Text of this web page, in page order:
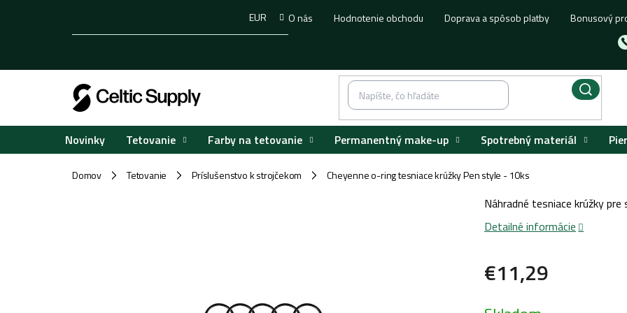
O nás Hodnotenie obchodu Doprava a spôsob platby Bonusový
EUR
Novinky Tetovanie Farby na tetovanie Permanentný make-up Spotrebný materiál
Domov / Tetovanie / Príslušenstvo k strojčekom / Cheyenne o-ring tesniace krúžky Pen style - 10ks
€11,29
Náhradné tesniace krúžky
Detailné informácie